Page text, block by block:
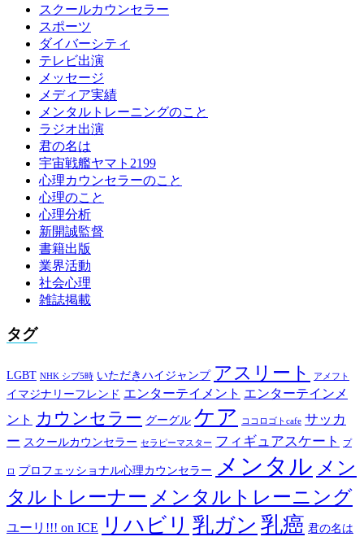
スクールカウンセラー
スポーツ
ダイバーシティ
テレビ出演
メッセージ
メディア実績
メンタルトレーニングのこと
ラジオ出演
君の名は
宇宙戦艦ヤマト2199
心理カウンセラーのこと
心理のこと
心理分析
新開誠監督
書籍出版
業界活動
社会心理
雑誌掲載
タグ
LGBT NHK シブ5時 いただきハイジャンプ アスリート アメフト
イマジナリーフレンド エンターテイメント エンターテインメ
ント カウンセラー グーグル ケア ココロゴトcafe サッカ
ー スクールカウンセラー セラピーマスター フィギュアスケート プ
ロ プロフェッショナル心理カウンセラー メンタル メン
タルトレーナー メンタルトレーニング
ユーリ!!! on ICE リハビリ 乳ガン 乳癌 君の名は